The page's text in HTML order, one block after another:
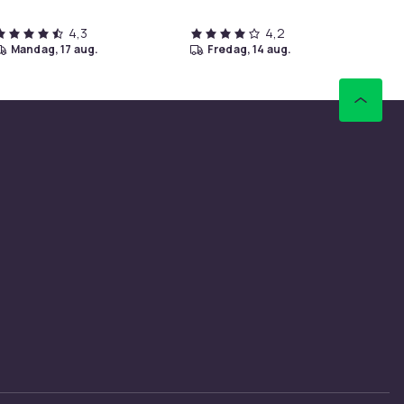
4,3
mandag, 17 aug.
4,2
fredag, 14 aug.